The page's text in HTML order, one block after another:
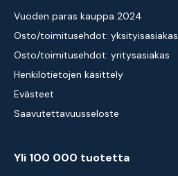
Vuoden paras kauppa 2024
Osto/toimitusehdot: yksityisasiakas
Osto/toimitusehdot: yritysasiakas
Henkilötietojen käsittely
Evästeet
Saavutettavuusseloste
Yli 100 000 tuotetta